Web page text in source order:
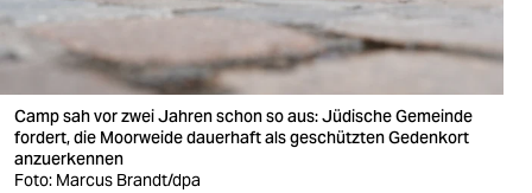
verlag
veranstaltungen
shop
fragen & hilfe
Camp sah vor zwei Jahren schon so aus: Jüdische Gemeinde
fordert, die Moorweide dauerhaft als geschützten Gedenkort
anzuerkennen
Foto: Marcus Brandt/dpa